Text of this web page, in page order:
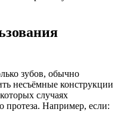
зубов, обычно
несъёмные конструкции
случаях
протеза. Например, если: